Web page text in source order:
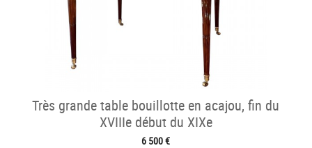
Très grande table bouillotte en acajou, fin du
XVIIIe début du XIXe
6 500 €